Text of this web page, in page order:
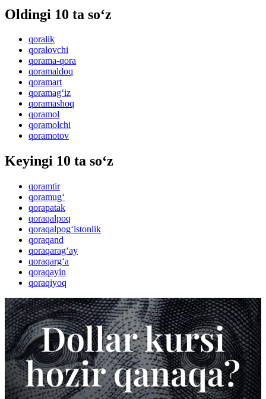
Oldingi 10 ta so‘z
qoralik
qoralovchi
qorama-qora
qoramaldoq
qoramart
qoramag‘iz
qoramashoq
qoramol
qoramolchi
qoramotov
Keyingi 10 ta so‘z
qoramtir
qoramug‘
qorapatak
qoraqalpoq
qoraqalpog‘istonlik
qoraqand
qoraqarag‘ay
qoraqarg‘a
qoraqayin
qoraqiyoq